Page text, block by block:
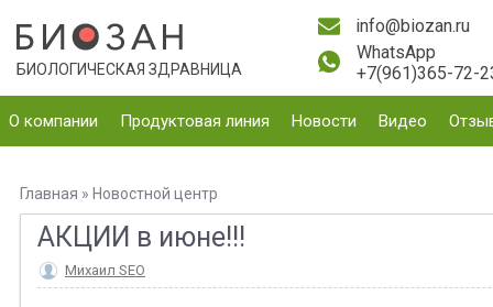
БИОЛОГИЧЕСКАЯ ЗДРАВНИЦА
info@biozan.ru
WhatsApp
+7(961)365-72-
О компании Продуктовая линия Новости Видео
Главная » Новостной центр
АКЦИИ в июне!!!
Михаил SEO